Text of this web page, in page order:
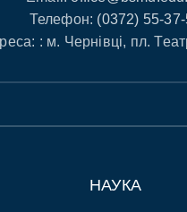
Телефон: (0372) 55-
: м. Чернівці, пл.
НАУКА